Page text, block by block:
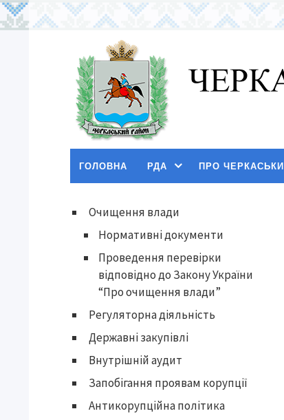
ГОЛОВНА РДА ПРО
Очищення влади
Нормативні документи
Проведення перевірки
відповідно до Закону України
“Про очищення влади”
Регуляторна діяльність
Державні закупівлі
Внутрішній аудит
Запобігання проявам корупції
Антикорупційна політика